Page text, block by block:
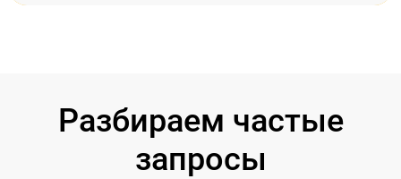
Разбираем частые
запросы